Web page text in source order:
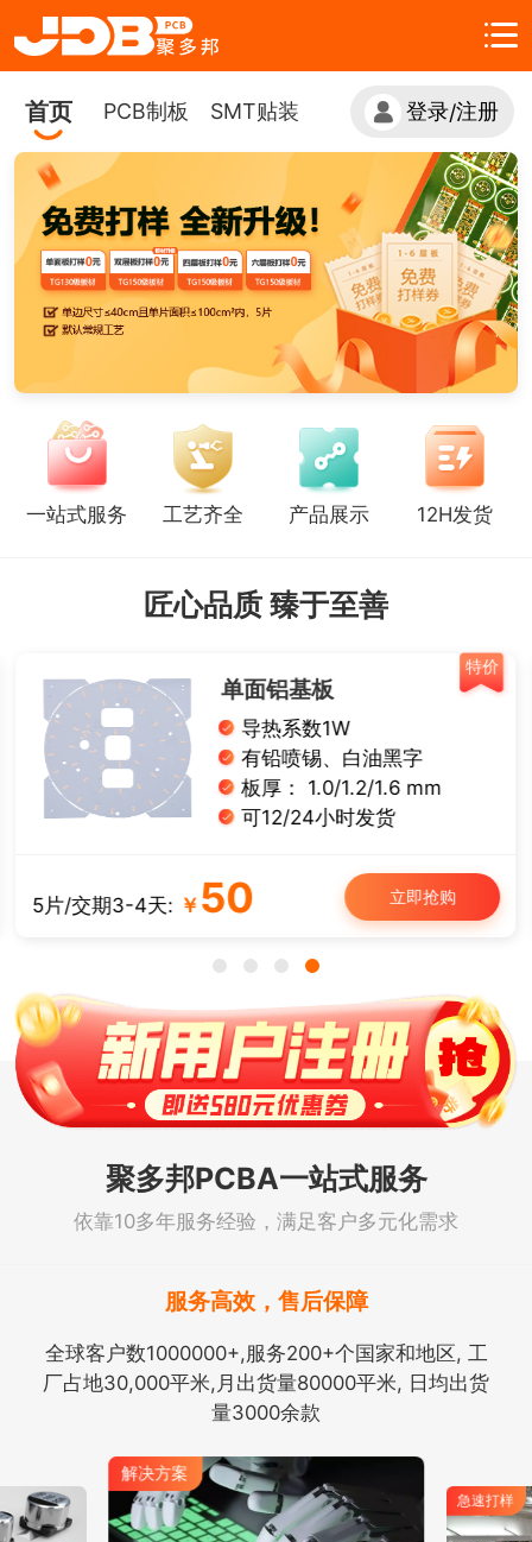
首页 PCB制板 SMT贴装 登录/注册
一站式服务 工艺齐全 产品展示 12H发货
匠心品质 臻于至善
特价
单面铝基板
导热系数1W
有铅喷锡、白油黑字
板厚： 1.0/1.2/1.6 mm
可12/24小时发货
5片/交期3-4天: ￥ 50 立即抢购
聚多邦PCBA一站式服务
依靠10多年服务经验，满足客户多元化需求
服务高效，售后保障
全球客户数1000000+,服务200+个国家和地区, 工
厂占地30,000平米,月出货量80000平米, 日均出货
量3000余款
解决方案
急速打样